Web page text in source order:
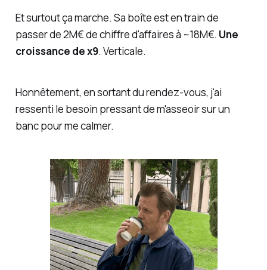
Et surtout ça marche. Sa boîte est en train de
passer de 2M€ de chiffre d'affaires à ~18M€. Une
croissance de x9. Verticale.
Honnêtement, en sortant du rendez-vous, j'ai
ressenti le besoin pressant de m'asseoir sur un
banc pour me calmer.